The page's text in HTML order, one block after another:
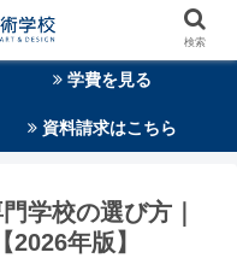
学費を見る
資料請求はこちら
学校の選び方｜
年版】
検索